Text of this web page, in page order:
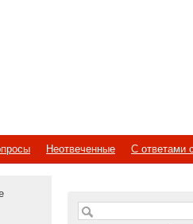
Неотвеченные
С ответами